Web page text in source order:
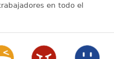
en todo el